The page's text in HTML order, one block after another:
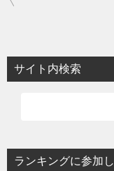
ビ
ゲ
ョ
サイト内検索
ランキングに参加